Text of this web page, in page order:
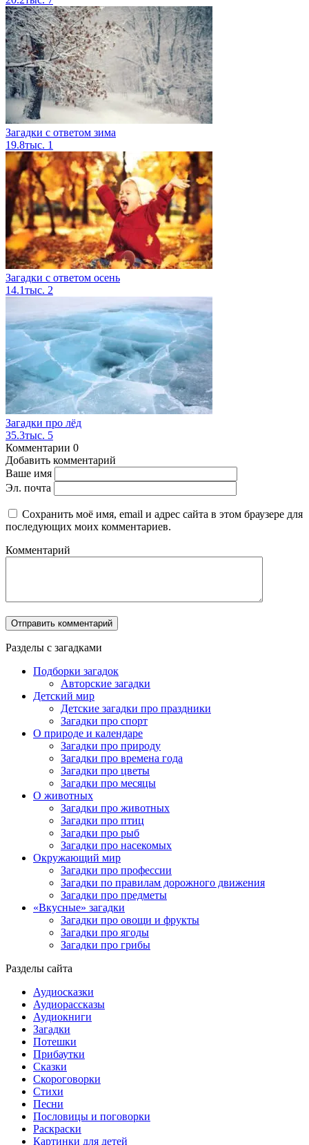
Загадки с ответом зима
19.8тыс. 1
Загадки с ответом осень
14.1тыс. 2
Загадки про лёд
35.3тыс. 5
Комментарии 0
Добавить комментарий
Ваше имя
Эл. почта
Сохранить моё имя, email и адрес сайта в этом браузере для
последующих моих комментариев.
Комментарий
Разделы с загадками
Подборки загадок
Авторские загадки
Детский мир
Детские загадки про праздники
Загадки про спорт
О природе и календаре
Загадки про природу
Загадки про времена года
Загадки про цветы
Загадки про месяцы
О животных
Загадки про животных
Загадки про птиц
Загадки про рыб
Загадки про насекомых
Окружающий мир
Загадки про профессии
Загадки по правилам дорожного движения
Загадки про предметы
«Вкусные» загадки
Загадки про овощи и фрукты
Загадки про ягоды
Загадки про грибы
Разделы сайта
Аудиосказки
Аудиорассказы
Аудиокниги
Загадки
Потешки
Прибаутки
Сказки
Скороговорки
Стихи
Песни
Пословицы и поговорки
Раскраски
Картинки для детей